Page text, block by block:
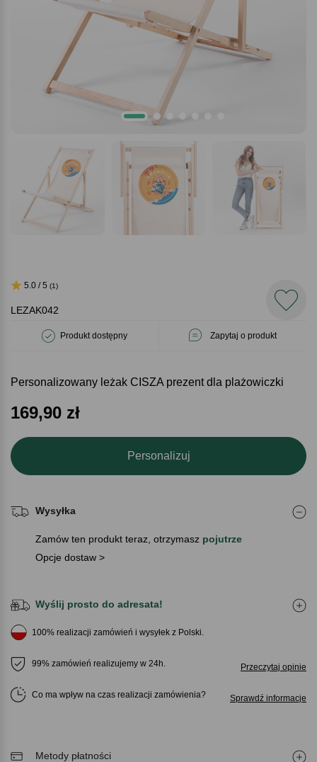
LEZAK042
Produkt dostępny Zapytaj o produkt
5.0 / 5 (1)
Personalizowany leżak CISZA prezent dla plażowiczki
169,90 zł
Personalizuj
Wysyłka
Zamów ten produkt teraz, otrzymasz pojutrze
Opcje dostaw >
Wyślij prosto do adresata!
100% realizacji zamówień i wysyłek z Polski.
99% zamówień realizujemy w 24h. Przeczytaj opinie
Co ma wpływ na czas realizacji zamówienia Sprawdź informacje
Metody płatności